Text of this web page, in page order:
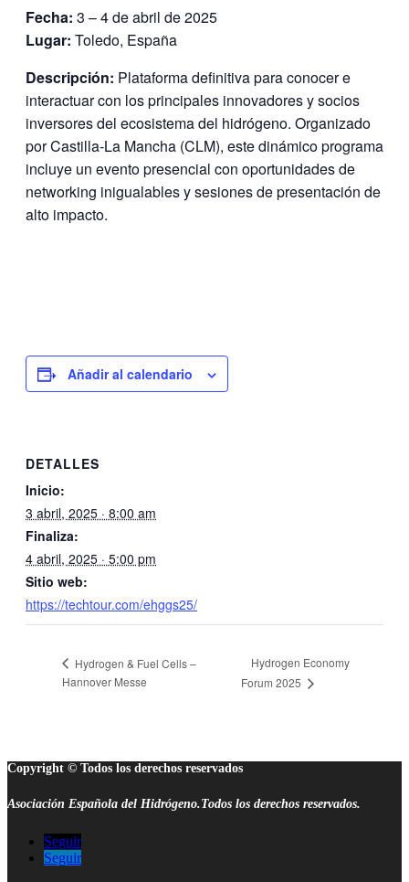
Fecha: 3 – 4 de abril de 2025
Lugar: Toledo, España
Descripción: Plataforma definitiva para conocer e
interactuar con los principales innovadores y socios
inversores del ecosistema del hidrógeno. Organizado
por Castilla-La Mancha (CLM), este dinámico programa
incluye un evento presencial con oportunidades de
networking inigualables y sesiones de presentación de
alto impacto.
Añadir al calendario
DETALLES
Inicio:
3 abril, 2025 · 8:00 am
Finaliza:
4 abril, 2025 · 5:00 pm
Sitio web:
https://techtour.com/ehggs25/
Hydrogen & Fuel Cells –
Hannover Messe
Hydrogen Economy
Forum 2025
Copyright © Todos los derechos reservados
Asociación Española del Hidrógeno.Todos los derechos reservados.
Seguir
Seguir